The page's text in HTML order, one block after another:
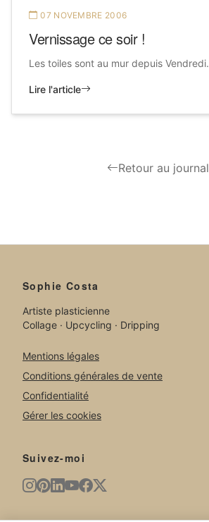
07 NOVEMBRE 2006
Vernissage ce soir !
Les toiles sont au mur depuis Vendredi.
Lire l'article
Retour au journal
Sophie Costa
Artiste plasticienne
Collage · Upcycling · Dripping
Mentions légales
Conditions générales de vente
Confidentialité
Gérer les cookies
Suivez-moi